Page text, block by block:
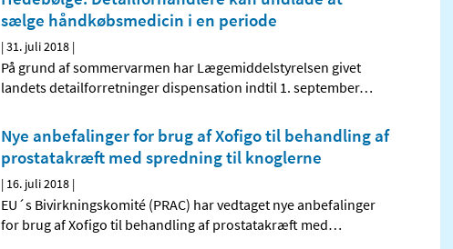
sælge håndkøbsmedicin i en periode
|31. juli 2018 |
På grund af sommervarmen har Lægemiddelstyrelsen givet
landets detailforretninger dispensation indtil 1. september…
Nye anbefalinger for brug af Xofigo til behandling af
prostatakræft med spredning til knoglerne
| 16. juli 2018 |
EU´s Bivirkningskomité (PRAC) har vedtaget nye anbefalinger
for brug af Xofigo til behandling af prostatakræft med…